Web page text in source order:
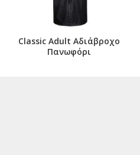
Classic Adult Αδιάβροχο
Πανωφόρι